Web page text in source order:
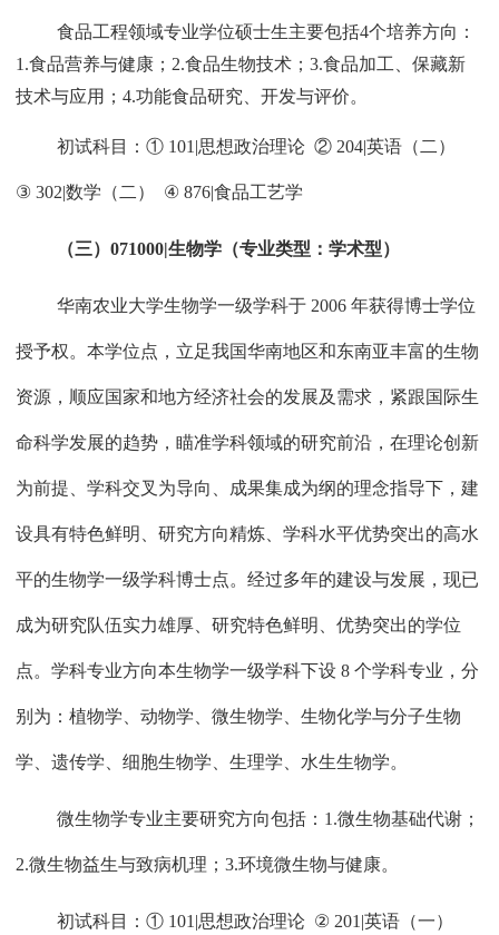
食品工程领域专业学位硕士生主要包括4个培养方向：
1.食品营养与健康； 2.食品生物技术；3.食品加工、保藏新
技术与应用；4.功能食品研究、开发与评价。
初试科目：① 101|思想政治理论 ② 204|英语（二）
③ 302|数学（二） ④ 876|食品工艺学
（三）071000|生物学（专业类型：学术型）
华南农业大学生物学一级学科于 2006年获得博士学位
授予权。本学位点，立足我国华南地区和东南亚丰富的生物
资源，顺应国家和地方经济社会的发展及需求，紧跟国际生
命科学发展的趋势，瞄准学科领域的研究前沿，在理论创新
为前提、学科交叉为导向、成果集成为纲的理念指导下，建
设具有特色鲜明、研究方向精炼、学科水平优势突出的高水
平的生物学一级学科博士点。经过多年的建设与发展，现已
成为研究队伍实力雄厚、研究特色鲜明、优势突出的学位
点。学科专业方向本生物学一级学科下设 8个学科专业，分
别为：植物学、动物学、微生物学、生物化学与分子生物
学、遗传学、细胞生物学、生理学、水生生物学。
微生物学专业主要研究方向包括： 1.微生物基础代谢；
2.微生物益生与致病机理；3.环境微生物与健康。
初试科目：① 101|思想政治理论 ② 201|英语（一）